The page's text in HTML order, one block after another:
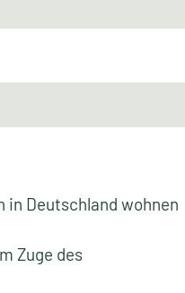
in Deutschland wohnen
Zuge des